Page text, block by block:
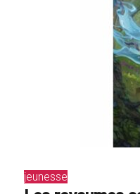
jeunesse